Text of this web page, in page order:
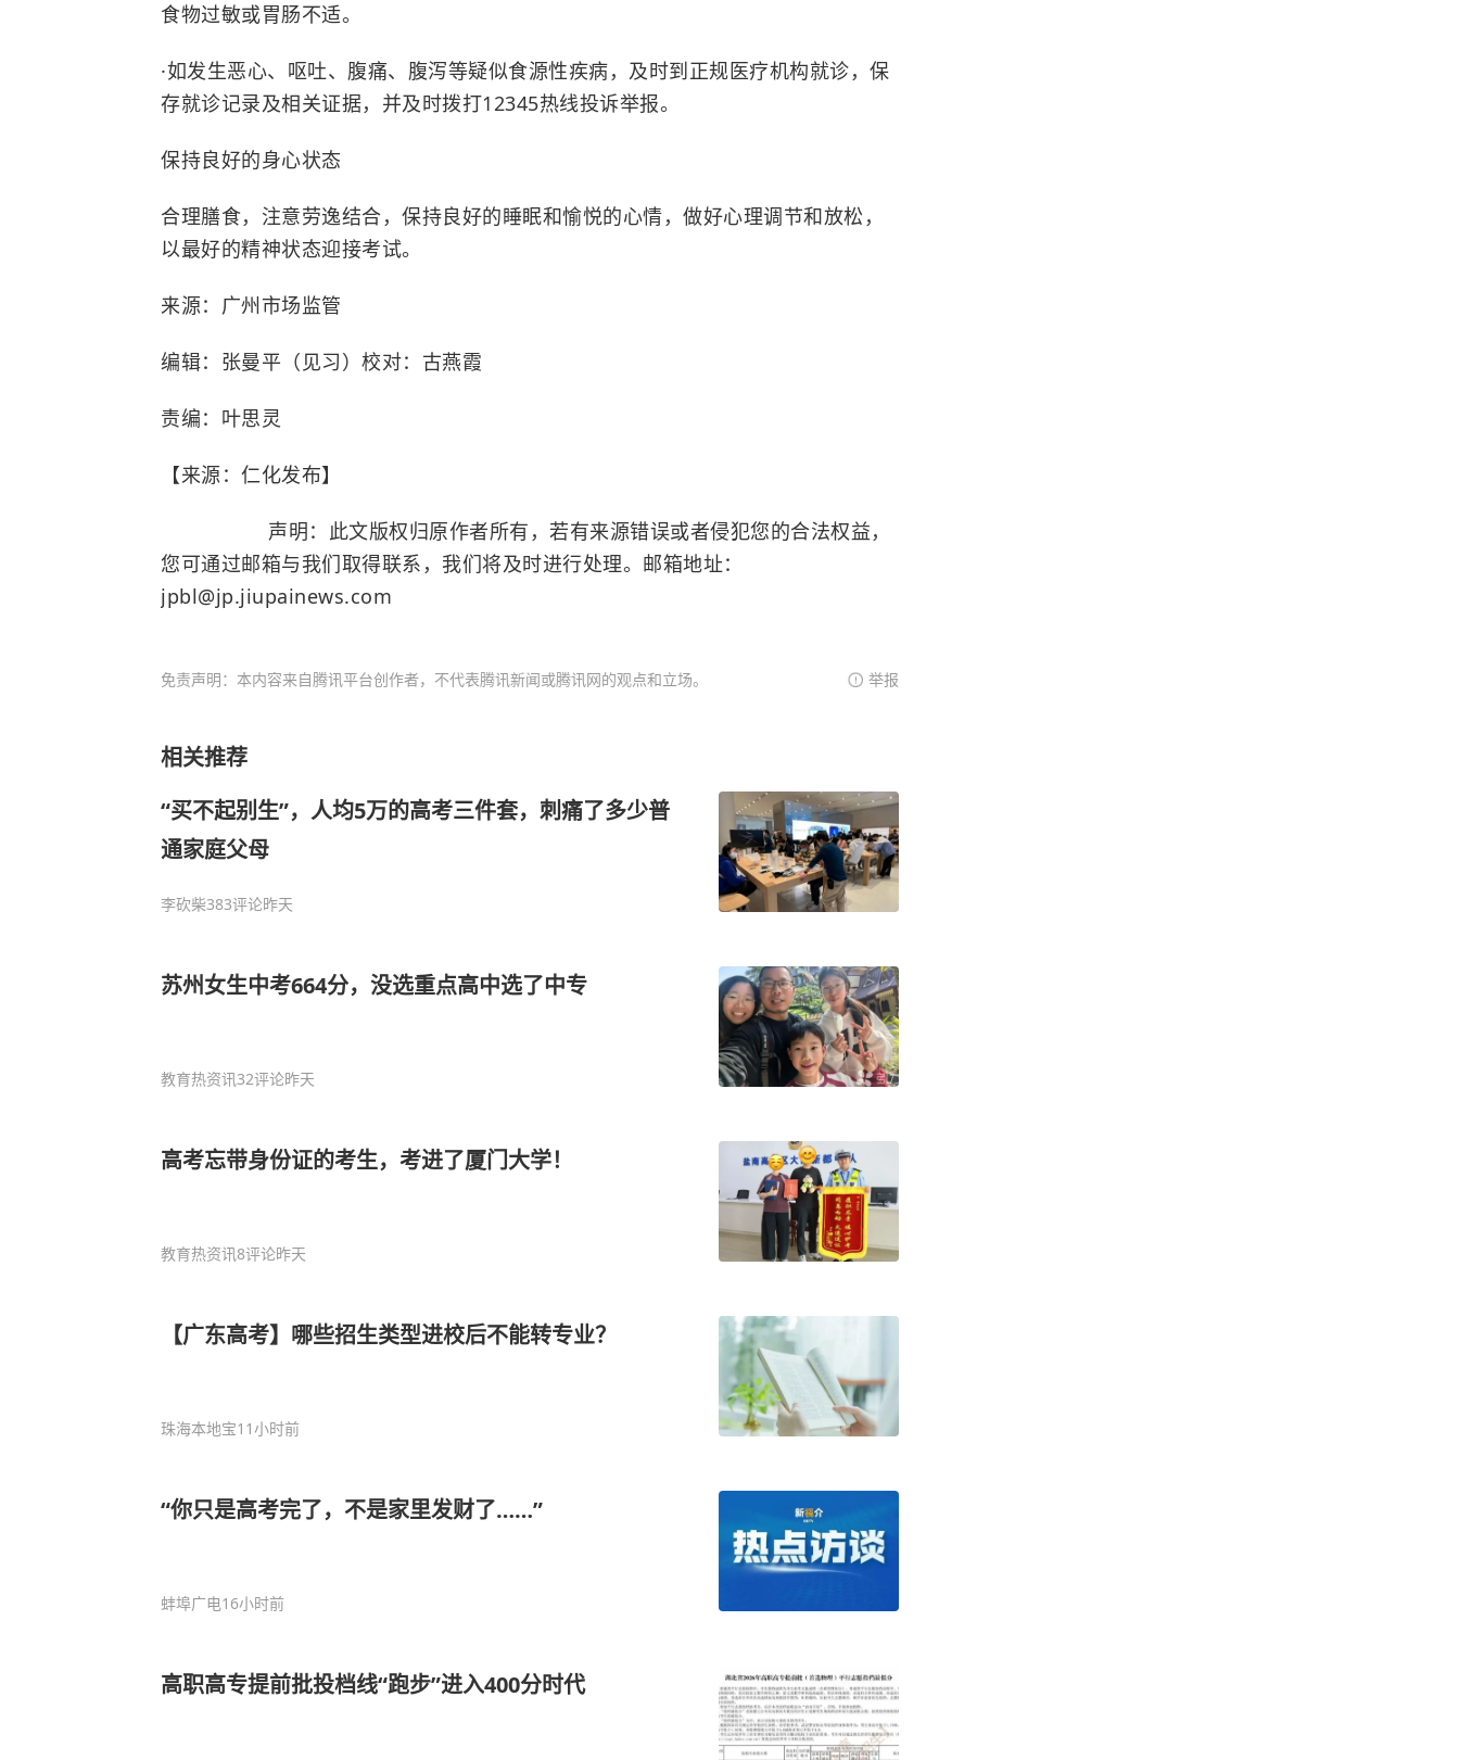
食物过敏或胃肠不适。
·如发生恶心、呕吐、腹痛、腹泻等疑似食源性疾病， 及时到正规医疗机构就诊，保
存就诊记录及相关证据，并及时拨打12345热线投诉举报。
保持良好的身心状态
合理膳食，注意劳逸结合，保持良好的睡眠和愉悦的心情，做好心理调节和放松，
以最好的精神状态迎接考试。
来源：广州市场监管
编辑： 张曼平 （见习） 校对： 古燕霞
责编：叶思灵
【来源：仁化发布】
声明：此文版权归原作者所有，若有来源错误或者侵犯您的合法权益，
您可通过邮箱与我们取得联系，我们将及时进行处理。邮箱地址：
jpbl@jp.jiupainews.com
免责声明：本内容来自腾讯平台创作者，不代表腾讯新闻或腾讯网的观点和立场。 举报
相关推荐
“买不起别生”，人均5万的高考三件套，刺痛了多少普
通家庭父母
李砍柴383评论昨天
苏州女生中考664分，没选重点高中选了中专
教育热资讯32评论昨天
高考忘带身份证的考生，考进了厦门大学！
教育热资讯8评论昨天
【广东高考】哪些招生类型进校后不能转专业？
珠海本地宝11小时前
“你只是高考完了，不是家里发财了……”
蚌埠广电16小时前
高职高专提前批投档线“跑步”进入400分时代